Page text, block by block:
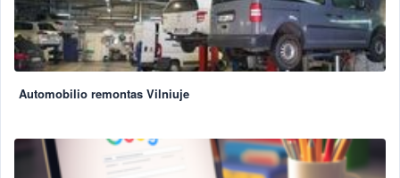
Automobilio remontas Vilniuje